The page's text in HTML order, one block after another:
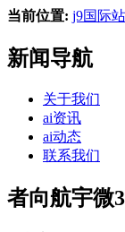
当前位置: j9国际
新闻导航
关于我们
ai资讯
ai动态
联系我们
者向航宇微